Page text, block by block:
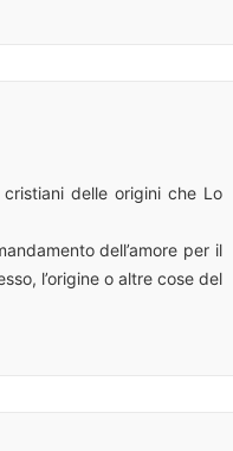
delle origini che Lo
dell’amore per il
l’origine o altre cose del